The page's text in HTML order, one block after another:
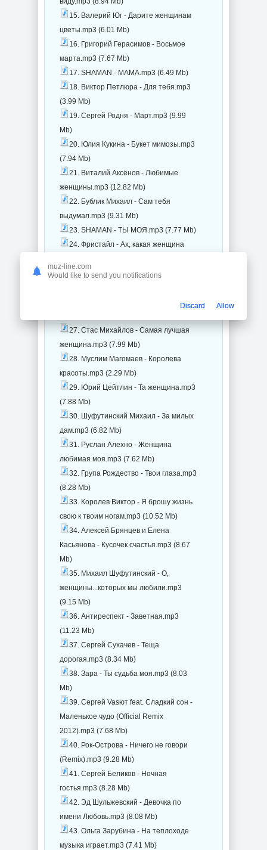
15. Валерий Юг - Дарите женщинам
цветы.mp3 (6.01 Mb)
16. Григорий Герасимов - Восьмое
марта.mp3 (7.67 Mb)
17. SHAMAN - МАМА.mp3 (6.49 Mb)
18. Виктор Петлюра - Для тебя.mp3
(3.99 Mb)
19. Сергей Родня - Март.mp3 (9.99
Mb)
20. Юлия Кукина - Букет мимозы.mp3
(7.94 Mb)
21. Виталий Аксёнов - Любимые
женщины.mp3 (12.82 Mb)
22. Бублик Михаил - Сам тебя
выдумал.mp3 (9.31 Mb)
23. SHAMAN - ТЫ МОЯ.mp3 (7.77 Mb)
24. Фристайл - Ах, какая женщина
25. Александр Барыкин - Букет.mp3
27. Стас Михайлов - Самая лучшая
женщина.mp3 (7.99 Mb)
28. Муслим Магомаев - Королева
красоты.mp3 (2.29 Mb)
29. Юрий Цейтлин - Та женщина.mp3
(7.88 Mb)
30. Шуфутинский Михаил - За милых
дам.mp3 (6.82 Mb)
31. Руслан Алехно - Женщина
любимая моя.mp3 (7.62 Mb)
32. Група Рождество - Твои глаза.mp3
(8.28 Mb)
33. Королев Виктор - Я брошу жизнь
свою к твоим ногам.mp3 (10.52 Mb)
34. Алексей Брянцев и Елена
Касьянова - Кусочек счастья.mp3 (8.67
Mb)
35. Михаил Шуфутинский - О,
женщины...которых мы любили.mp3
(9.15 Mb)
36. Антиреспект - Заветная.mp3
(11.23 Mb)
37. Сергей Сухачев - Теща
дорогая.mp3 (8.34 Mb)
38. Зара - Ты судьба моя.mp3 (8.03
Mb)
39. Сергей Vasют feat. Сладкий сон -
Маленькое чудо (Official Remix
2012).mp3 (7.68 Mb)
40. Рок-Острова - Ничего не говори
(Remix).mp3 (9.28 Mb)
41. Сергей Беликов - Ночная
гостья.mp3 (8.28 Mb)
42. Эд Шульжевский - Девочка по
имени Любовь.mp3 (8.08 Mb)
43. Ольга Зарубина - На теплоходе
музыка играет.mp3 (7.41 Mb)
muz-line.com
Would like to send you notifications
Discard Allow